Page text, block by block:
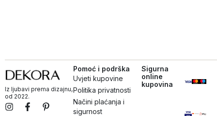
Iz ljubavi prema dizajnu,
od 2022.
Pomoć i podrška
Uvjeti kupovine
Politika privatnosti
Načini plaćanja i
sigurnost
Sigurna
online
kupovina